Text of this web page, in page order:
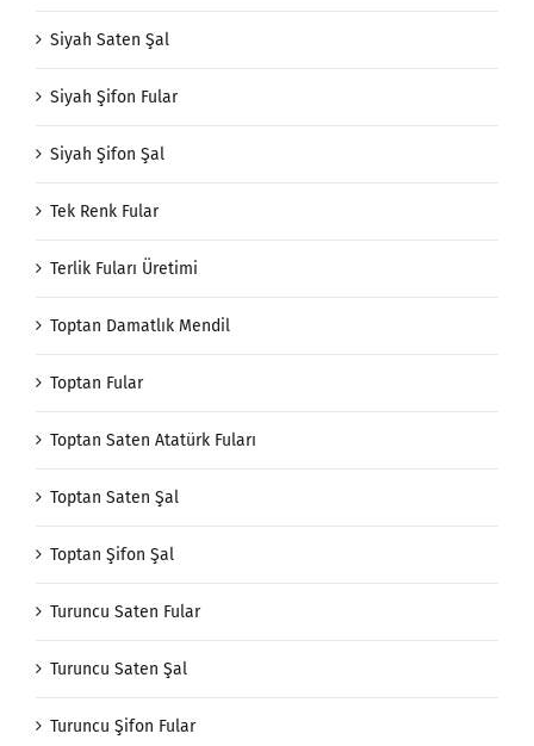
Siyah Saten Şal
Siyah Şifon Fular
Siyah Şifon Şal
Tek Renk Fular
Terlik Fuları Üretimi
Toptan Damatlık Mendil
Toptan Fular
Toptan Saten Atatürk Fuları
Toptan Saten Şal
Toptan Şifon Şal
Turuncu Saten Fular
Turuncu Saten Şal
Turuncu Şifon Fular